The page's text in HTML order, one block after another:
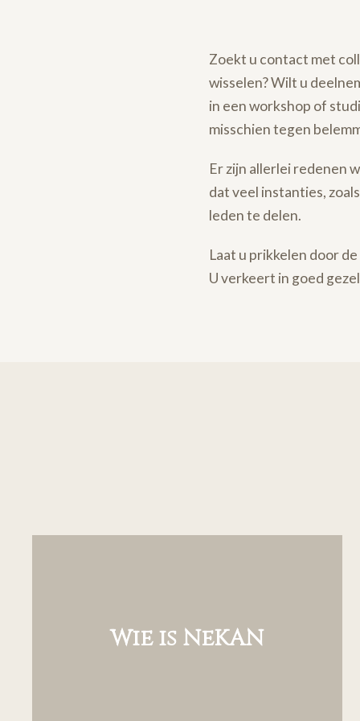
Zoekt u contact met
wisselen? Wilt u
in een workshop of
misschien tegen
Er zijn allerlei redenen
dat veel instanties,
leden te delen.
Laat u prikkelen door
U verkeert in goed
Wie is NeKAN